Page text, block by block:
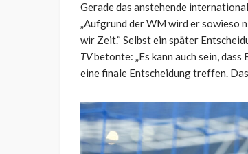
Gerade das anstehende
„Aufgrund der WM wird er sowieso
wir Zeit.“ Selbst ein später
TVbetonte: „Es kann auch sein,
eine finale Entscheidung treffen.